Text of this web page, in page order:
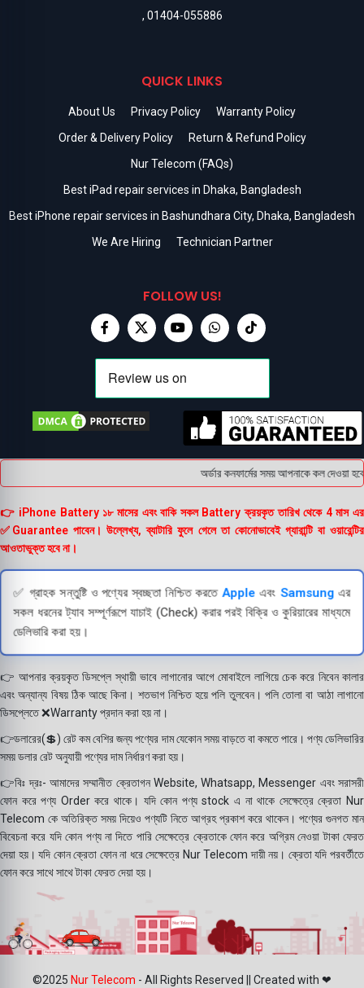
, 01404-055886
QUICK LINKS
About Us Privacy Policy
Warranty Policy
Order & Delivery Policy
Return & Refund Policy
Nur Telecom (FAQs)
Best iPad repair services in Dhaka, Bangladesh
Best iPhone repair services in Bashundhara City, Dhaka, Bangladesh
We Are Hiring
Technician Partner
FOLLOW US!
অর্ডার কনফার্মের সময় আপনাকে কল দেওয়া
👉 iPhone Battery ১৮ মাসের এবং বাকি সকল Battery ক্রয়কৃত তারিখ থেকে 4 মাস এর
✅Guarantee পাবেন। উল্লেখ্য, ব্যাটারি ফুলে গেলে তা কোনোভাবেই গ্যারান্টি বা ওয়ারেন্টির
আওতাভুক্ত হবে না।
✅ গ্রাহক সন্তুষ্টি ও পণ্যের স্বচ্ছতা নিশ্চিত করতেApple এবংSamsung এর
সকল ধরনের ট্যাব সম্পূর্ণরূপে যাচাই (Check) করার পরই বিক্রি ও কুরিয়ারের মাধ্যমে
ডেলিভারি করা হয়।
👉 আপনার ক্রয়কৃত ডিসপ্লে স্থায়ী ভাবে লাগানোর আগে মোবাইলে লাগিয়ে চেক করে নিবেন কালার
এবং অন্যান্য বিষয় ঠিক আছে কিনা। শতভাগ নিশ্চিত হয়ে পলি তুলবেন। পলি তোলা বা আঠা লাগানো
ডিসপ্লেতে ❌Warranty প্রদান করা হয় না।
👉ডলারের(💲) রেট কম বেশির জন্য পণ্যের দাম যেকোন সময় বাড়তে বা কমতে পারে। পণ্য ডেলিভারির
সময় ডলার রেট অনুযায়ী পণ্যের দাম নির্ধারণ করা হয়।
👉বিঃ দ্রঃ- আমাদের সম্মানীত ক্রেতাগন Website, Whatsapp, Messenger এবং সরাসরী
ফোন করে পণ্য Order করে থাকে। যদি কোন পণ্য stock এ না থাকে সেক্ষেত্রে ক্রেতা Nur
Telecom কে অতিরিক্ত সময় দিয়েও পণ্যটি নিতে আগ্রহ প্রকাশ করে থাকেন। পণ্যের গুনগত মান
বিবেচনা করে যদি কোন পণ্য না দিতে পারি সেক্ষেত্রে ক্রেতাকে ফোন করে অগ্রিম নেওয়া টাকা ফেরত
দেয়া হয়। যদি কোন ক্রেতা ফোন না ধরে সেক্ষেত্রে Nur Telecom দায়ী নয়। ক্রেতা যদি পরবর্তীতে
ফোন করে সাথে সাথে টাকা ফেরত দেয়া হয়।
©2025 Nur Telecom - All Rights Reserved || Created with ❤